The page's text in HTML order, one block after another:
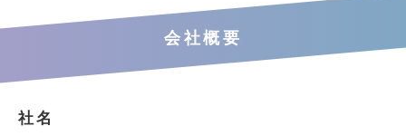
会社概要
社名